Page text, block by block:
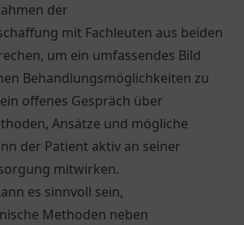
der
mit Fachleuten aus beiden
um ein umfassendes Bild
Behandlungsmöglichkeiten zu
offenes Gespräch über
Ansätze und mögliche
der Patient aktiv an seiner
mitwirken.
es sinnvoll sein,
Methoden neben